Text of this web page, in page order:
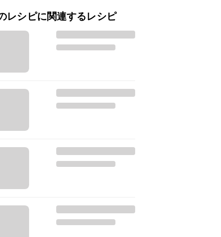
レシピに関連するレシピ